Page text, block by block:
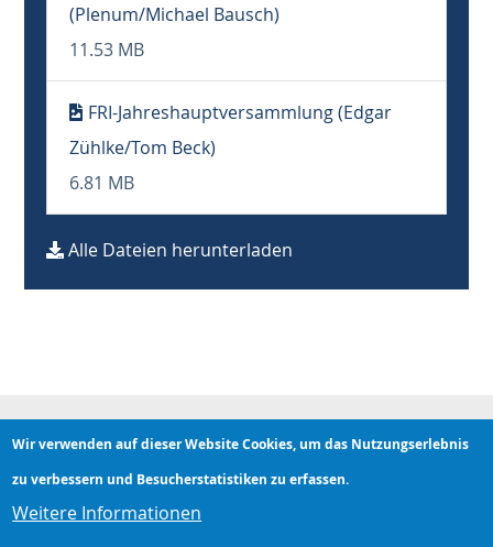
(Plenum/Michael Bausch)
11.53 MB
FRI-Jahreshauptversammlung (Edgar
Zühlke/Tom Beck)
6.81 MB
Alle Dateien herunterladen
Hauptnavigation
Wir verwenden auf dieser Website Cookies, um das Nutzungserlebnis
zu verbessern und Besucherstatistiken zu erfassen.
Weitere Informationen